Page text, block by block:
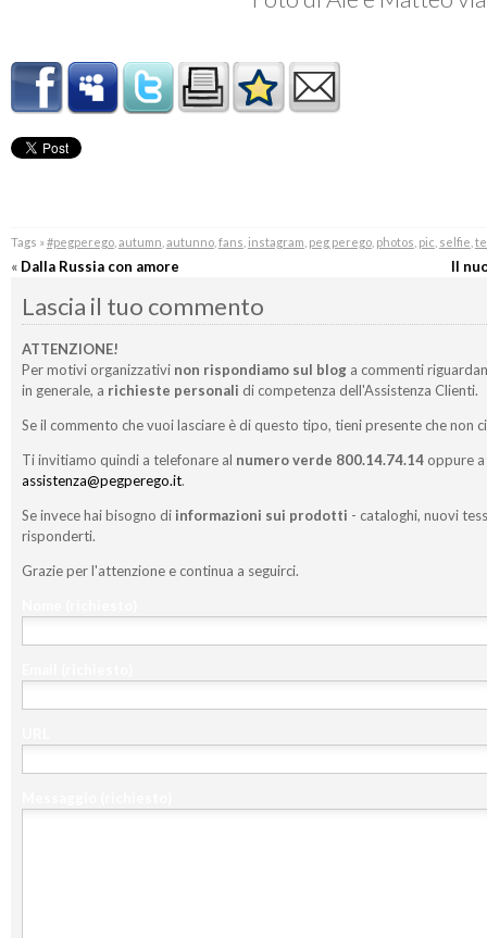
Tags »#pegperego, autumn autunno, fans instagram peg perego, photos pic selfie
« Dalla Russia con amore Il
Lascia il tuo commento
ATTENZIONE!
Per motivi organizzativi non rispondiamo sul bloga commenti
in generale, a richieste personali di competenza dell'Assistenza Clienti.
Se il commento che vuoi lasciare è di questo tipo, tieni presente che non
Ti invitiamo quindi a telefonare al numero verde 800.14.74.14oppure a
assistenza@pegperego.it.
Se invece hai bisogno di informazioni sui prodotti - cataloghi, nuovi
risponderti.
Grazie per l'attenzione e continua a seguirci.